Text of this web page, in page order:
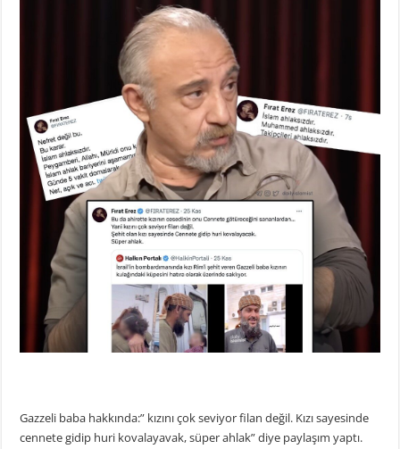
Gazzeli baba hakkında:” kızını çok seviyor filan değil. Kızı sayesinde
cennete gidip huri kovalayavak, süper ahlak” diye paylaşım yaptı.